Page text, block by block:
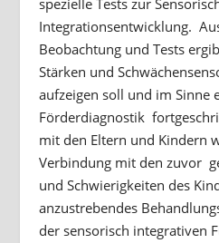
spezielle Tests zur
Integrationsentwicklung.
Beobachtung und Tests
Stärken und
aufzeigen soll und im Sinne
Förderdiagnostik
mit den Eltern und Kindern
Verbindung mit den zuvor
und Schwierigkeiten des
anzustrebendes
der sensorisch integrativen